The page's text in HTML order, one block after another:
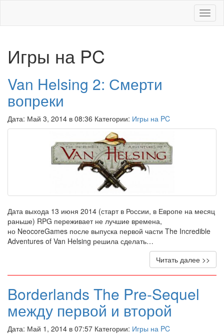
Меню
Игры на PC
Van Helsing 2: Смерти
вопреки
Дата: Май 3, 2014 в 08:36 Категории: Игры на PC
Дата выхода 13 июня 2014 (старт в России, в Европе на месяц
раньше) RPG переживает не лучшие времена,
но NeocoreGames после выпуска первой части The Incredible
Adventures of Van Helsing решила сделать…
Читать далее >>
Borderlands The Pre-Sequel
между первой и второй
Дата: Май 1, 2014 в 07:57 Категории: Игры на PC